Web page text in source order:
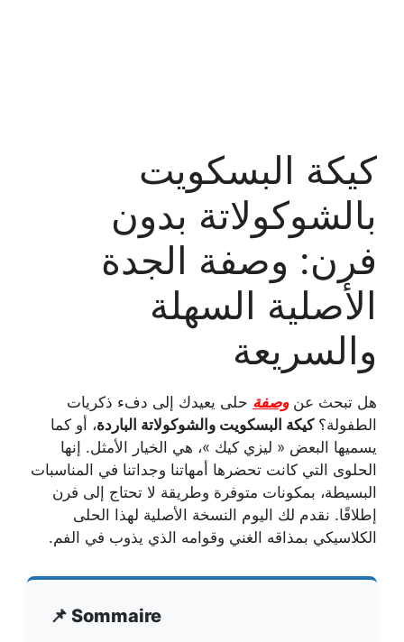
كيكة البسكويت
بالشوكولاتة بدون
فرن: وصفة الجدة
الأصلية السهلة
والسريعة
هل تبحث عنوصفة حلى يعيدك إلى دفء ذكريات
الطفولة؟كيكة البسكويت والشوكولاتة الباردة، أو كما
يسميها البعض « ليزي كيك »، هي الخيار الأمثل. إنها
الحلوى التي كانت تحضرها أمهاتنا وجداتنا في المناسبات
البسيطة، بمكونات متوفرة وطريقة لا تحتاج إلى فرن
إطلاقًا. نقدم لك اليوم النسخة الأصلية لهذا الحلى
الكلاسيكي بمذاقه الغني وقوامه الذي يذوب في الفم.
📌 Sommaire